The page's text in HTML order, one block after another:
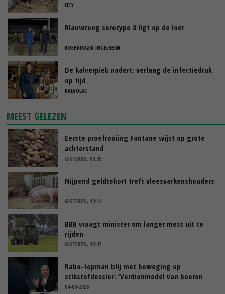
LELY
Blauwtong serotype 8 ligt op de loer
BOEHRINGER INGELHEIM
De kalverpiek nadert: verlaag de infectiedruk
op tijd
KALVOLAC
MEEST GELEZEN
Eerste proefrooiing Fontane wijst op grote
achterstand
GISTEREN, 09:35
Nijpend geldtekort treft vleesvarkenshouders
GISTEREN, 13:14
BBB vraagt minister om langer mest uit te
rijden
GISTEREN, 15:47
Rabo-topman blij met beweging op
stikstofdossier: ‘Verdienmodel van boeren
blijft cruciaal’
04-08-2026